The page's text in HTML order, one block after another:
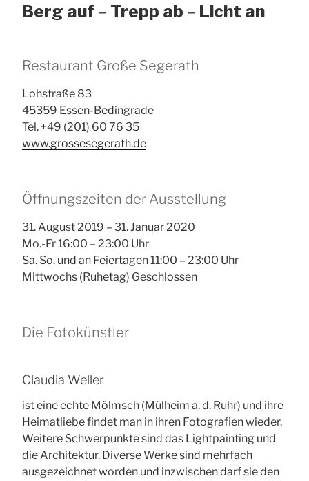
Berg auf – Trepp ab – Licht an
Restaurant Große Segerath
Lohstraße 83
45359 Essen-Bedingrade
Tel. +49 (201) 60 76 35
www.grossesegerath.de
Öffnungszeiten der Ausstellung
31. August 2019 – 31. Januar 2020
Mo.-Fr 16:00 – 23:00 Uhr
Sa. So. und an Feiertagen 11:00 – 23:00 Uhr
Mittwochs (Ruhetag) Geschlossen
Die Fotokünstler
Claudia Weller
ist eine echte Mölmsch (Mülheim a. d. Ruhr) und ihre
Heimatliebe findet man in ihren Fotografien wieder.
Weitere Schwerpunkte sind das Lightpainting und
die Architektur. Diverse Werke sind mehrfach
ausgezeichnet worden und inzwischen darf sie den